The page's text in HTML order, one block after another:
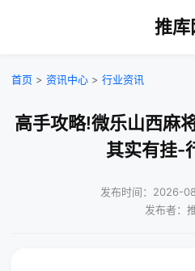
推库
首页 > 资讯中心 > 行业资讯
高手攻略!微乐山西麻
其实有挂-
发布时间：2026-
发布者：